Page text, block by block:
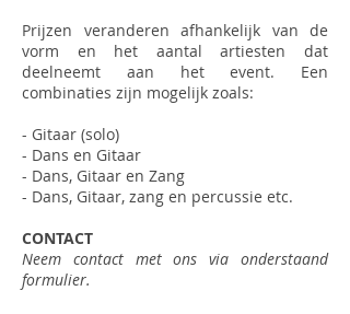
Prijzen veranderen afhankelijk van de
vorm en het aantal artiesten dat
deelneemt aan het event. Een
combinaties zijn mogelijk zoals:
- Gitaar (solo)
- Dans en Gitaar
- Dans, Gitaar en Zang
- Dans, Gitaar, zang en percussie etc.
CONTACT
Neem contact met ons via onderstaand
formulier.